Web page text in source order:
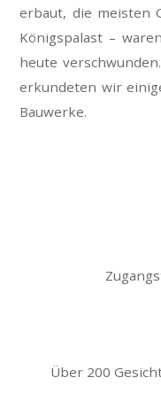
erbaut, die meisten
Königspalast –
heute
erkundeten wir
Bauwerke.
Über 200